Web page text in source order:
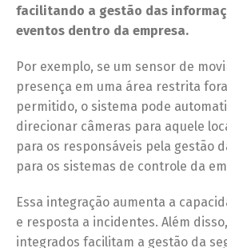
facilitando a gestão das
eventos dentro da empresa.
Por exemplo, se um sensor de
presença em uma área restrita
permitido, o sistema pode
direcionar câmeras para aquele
para os responsáveis pela gestão
para os sistemas de controle da
Essa integração aumenta a
e resposta a incidentes. Além
integrados facilitam a gestão da